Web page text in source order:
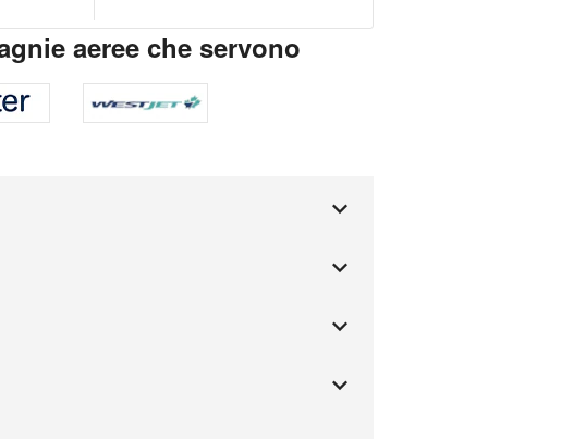
aeree che servono